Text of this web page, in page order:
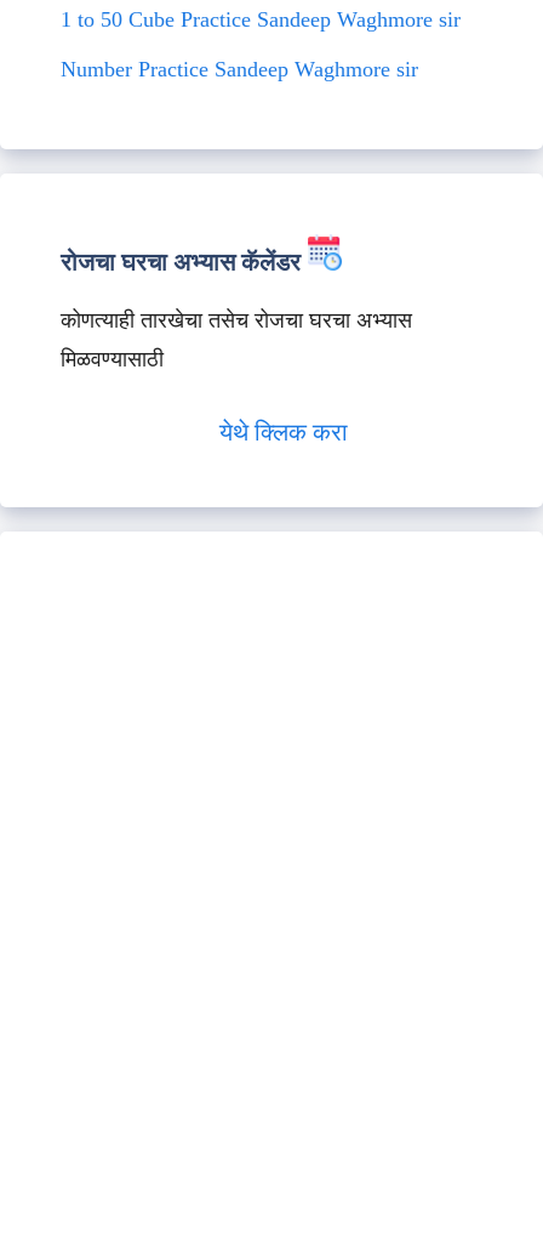
1 to 50 Cube Practice Sandeep Waghmore sir
Number Practice Sandeep Waghmore sir
रोजचा घरचा अभ्यास कॅलेंडर
कोणत्याही तारखेचा तसेच रोजचा घरचा अभ्यास
मिळवण्यासाठी
येथे क्लिक करा